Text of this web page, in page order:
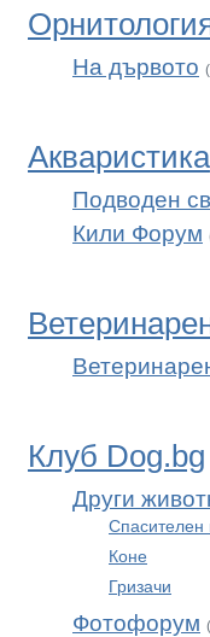
На дървото
Акваристика
Подводен
Кили Форум
Клуб Dog.bg
Други
Спасителен
Коне
Гризачи
Фотофорум